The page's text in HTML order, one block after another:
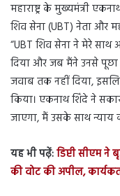
महाराष्ट्र के मुख्यमंत्री
शिव सेना (UBT) नेता और
“UBT शिव सेना ने मेरे साथ
दिया और जब मैंने उनसे पूछा
जवाब तक नहीं दिया,
किया। एकनाथ शिंदे ने
जाएगा, मैं उसके साथ न्याय
यह भी पढ़ें:डिप्टी सीएम
की वोट की अपील,